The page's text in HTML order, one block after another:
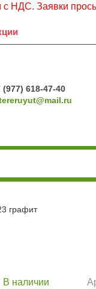
просьба
(977) 618-47-40
графит
В наличии